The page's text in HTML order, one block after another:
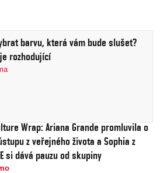
barvu, která vám bude slušet?
rozhodující
Wrap: Ariana Grande promluvila o
z veřejného života a Sophia z
si dává pauzu od skupiny